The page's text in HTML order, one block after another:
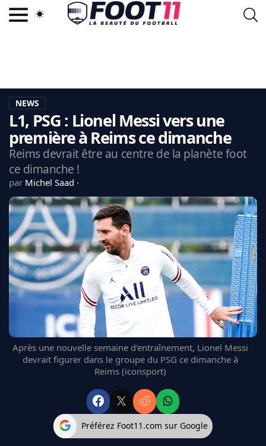
LA CHARTE
VIE PRIVÉE
CGU
CONTACTEZ-NOUS
CDM 2026
EDF
PSG
LIGUE 1
REAL MADRID
FC BARCELONE
MANCHESTER UNITED
CHELSEA
BAYERN
L'AVIS DE LA RÉDAC'
NEWS
L1, PSG : Lionel Messi vers une
première à Reims ce dimanche
Reims devrait être au centre de la planète foot
ce dimanche !
par Michel Saad
Après une nouvelle semaine d'entraînement, Lionel Messi
devrait figurer dans le groupe du PSG ce dimanche à
Reims (iconsport)
Préférez Foot11.com sur Google